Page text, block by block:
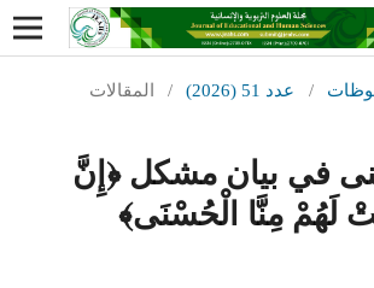
/ عدد 51 (2026) / المقالات
في بيان مشكل ﴿إِنَّ
لَهُمْ مِنَّا الْحُسْنَى﴾